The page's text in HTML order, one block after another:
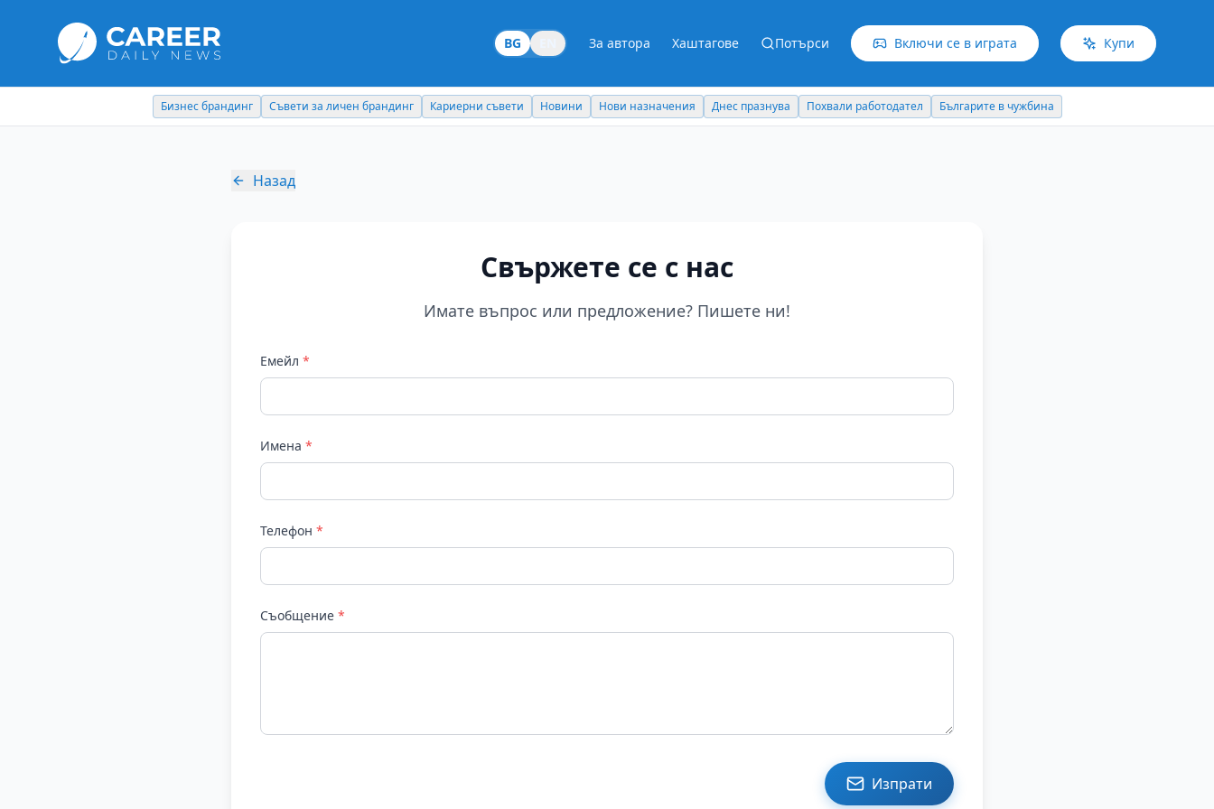
BG За автора Хаштагове Потърси Включи се в играта Купи
Бизнес брандинг Съвети за личен брандинг Кариерни съвети Новини Нови назначения Днес празнува Похвали работодател Българите в чужбина
Назад
Свържете се с нас
Имате въпрос или предложение? Пишете ни!
Емейл *
Имена *
Телефон *
Съобщение *
Изпрати